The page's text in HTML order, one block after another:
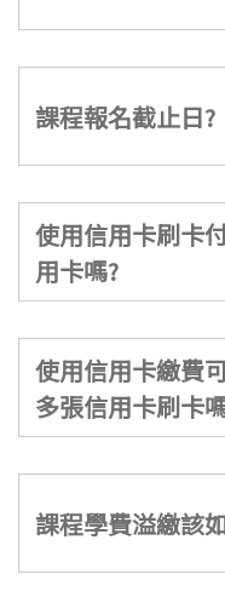
課程報名截止日?
使用信用卡刷卡
用卡嗎?
使用信用卡繳費
多張信用卡刷卡
課程學費溢繳該